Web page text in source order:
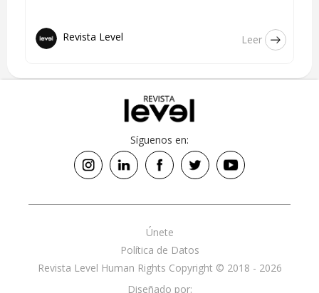
Revista Level Leer
Síguenos en:
Revista Level Human Rights Copyright © 2018 - 2026
Política de Datos
Únete
Diseñado por: